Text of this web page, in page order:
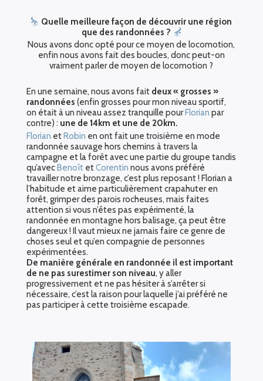
Quelle meilleure façon de découvrir une région
que des randonnées ?
Nous avons donc opté pour ce moyen de locomotion,
enfin nous avons fait des boucles, donc peut-on
vraiment parler de moyen de locomotion ?
En une semaine, nous avons fait deux « grosses »
randonnées (enfin grosses pour mon niveau sportif,
on était à un niveau assez tranquille pourFlorian par
contre) : une de 14km et une de 20km.
Florian etRobin en ont fait une troisième en mode
randonnée sauvage hors chemins à travers la
campagne et la forêt avec une partie du groupe tandis
qu’avecBenoîtetCorentin nous avons préféré
travailler notre bronzage, c’est plus reposant ! Florian a
l’habitude et aime particulièrement crapahuter en
forêt, grimper des parois rocheuses, mais faites
attention si vous n’êtes pas expérimenté, la
randonnée en montagne hors balisage, ça peut être
dangereux ! Il vaut mieux ne jamais faire ce genre de
choses seul et qu’en compagnie de personnes
expérimentées.
De manière générale en randonnée il est important
de ne pas surestimer son niveau, y aller
progressivement et ne pas hésiter à s’arrêter si
nécessaire, c’est la raison pour laquelle j’ai préféré ne
pas participer à cette troisième escapade.